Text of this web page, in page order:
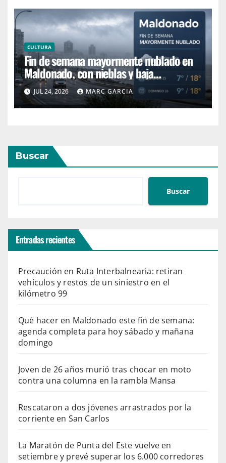
CULTURA
Fin de semana mayormente nublado en
Maldonado, con nieblas y baja
probabilidad de lluvias
JUL 24, 2026 MARC GARCIA
Buscar
Buscar
Entradas recientes
Precaución en Ruta Interbalnearia: retiran
vehículos y restos de un siniestro en el
kilómetro 99
Qué hacer en Maldonado este fin de semana:
agenda completa para hoy sábado y mañana
domingo
Joven de 26 años murió tras chocar en moto
contra una columna en la rambla Mansa
Rescataron a dos jóvenes arrastrados por la
corriente en San Carlos
La Maratón de Punta del Este vuelve en
setiembre y prevé superar los 6.000 corredores